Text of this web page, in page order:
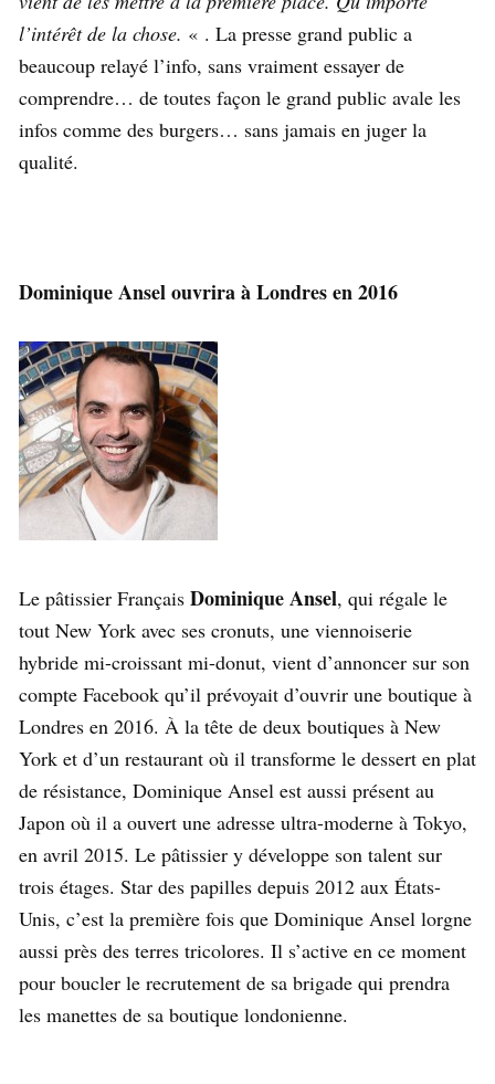
l’intérêt de la chose. « . La presse grand public a
beaucoup relayé l’info, sans vraiment essayer de
comprendre… de toutes façon le grand public avale les
infos comme des burgers… sans jamais en juger la
qualité.
Dominique Ansel ouvrira à Londres en 2016
Le pâtissier Français Dominique Ansel, qui régale le
tout New York avec ses cronuts, une viennoiserie
hybride mi-croissant mi-donut, vient d’annoncer sur son
compte Facebook qu’il prévoyait d’ouvrir une boutique à
Londres en 2016. À la tête de deux boutiques à New
York et d’un restaurant où il transforme le dessert en plat
de résistance, Dominique Ansel est aussi présent au
Japon où il a ouvert une adresse ultra-moderne à Tokyo,
en avril 2015. Le pâtissier y développe son talent sur
trois étages. Star des papilles depuis 2012 aux États-
Unis, c’est la première fois que Dominique Ansel lorgne
aussi près des terres tricolores. Il s’active en ce moment
pour boucler le recrutement de sa brigade qui prendra
les manettes de sa boutique londonienne.